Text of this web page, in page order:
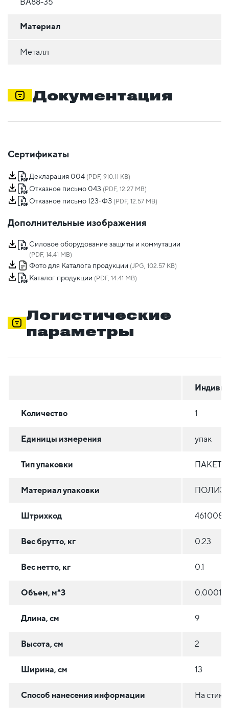
Материал
Металл
Документация
Сертификаты
Декларация 004 (PDF, 910.11 KB)
Отказное письмо 043 (PDF, 12.27 MB)
Отказное письмо 123-ФЗ (PDF, 12.57 MB)
Дополнительные изображения
Силовое оборудование защиты и коммутации
(PDF, 14.41 MB)
Фото для Каталога продукции (JPG, 102.57 KB)
Каталог продукции (PDF, 14.41 MB)
Логистические
параметры
Количество 1
Единицы измерения упак
Тип упаковки ПАКЕТ
Материал упаковки
Штрихкод
Вес брутто, кг 0.23
Вес нетто, кг 0.1
Объем, м^3
Длина, см 9
Высота, см 2
Ширина, см 13
Способ нанесения информации На